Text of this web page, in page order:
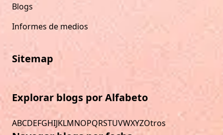
Blogs
Informes de medios
Sitemap
Explorar blogs por Alfabeto
ABCDEFGHIJKLMNOPQRSTUVWXYZOtros